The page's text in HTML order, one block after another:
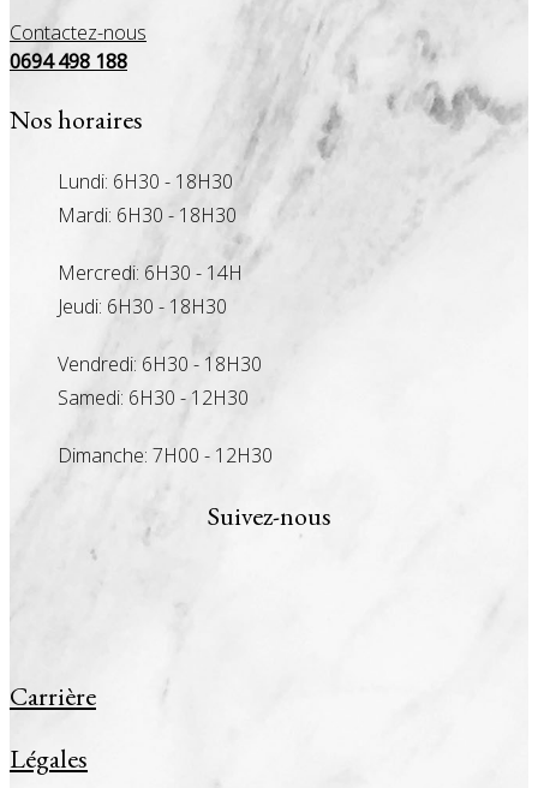
Contactez-nous
0694 498 188
Nos horaires
Lundi: 6H30 - 18H30
Mardi: 6H30 - 18H30
Mercredi: 6H30 - 14H
Jeudi: 6H30 - 18H30
Vendredi: 6H30 - 18H30
Samedi: 6H30 - 12H30
Dimanche: 7H00 - 12H30
Suivez-nous
Carrière
Légales